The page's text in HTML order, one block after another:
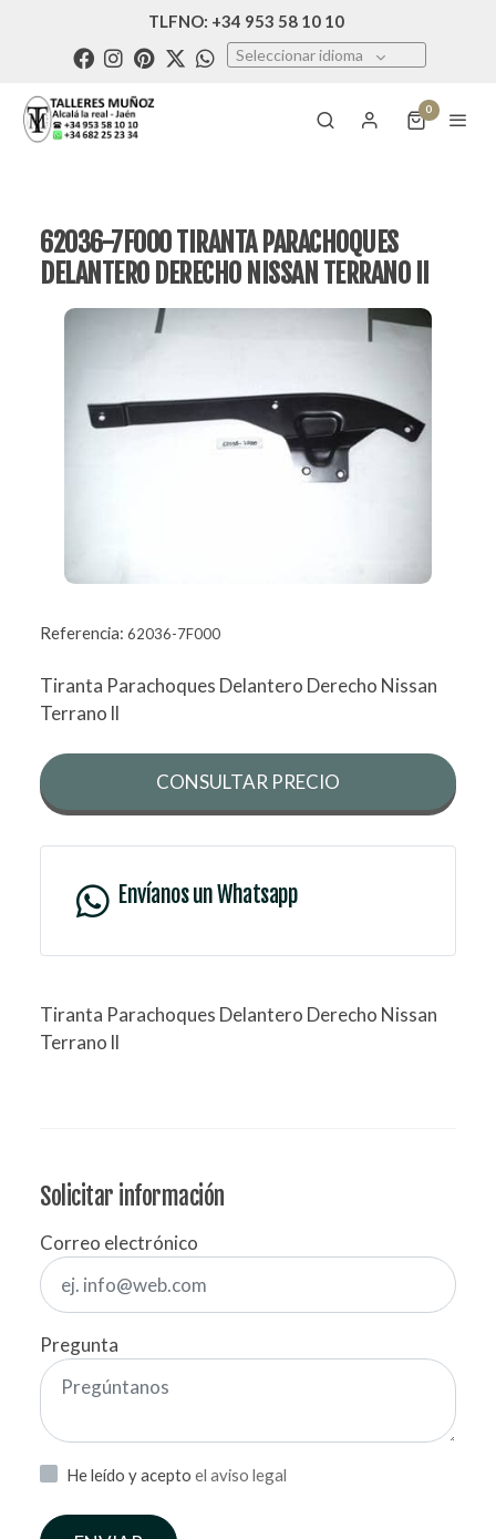
TLFNO: +34 953 58 10 10
Seleccionar idioma
0
62036-7F000 TIRANTA PARACHOQUES
DELANTERO DERECHO NISSAN TERRANO II
Referencia: 62036-7F000
Tiranta Parachoques Delantero Derecho Nissan
Terrano ll
CONSULTAR PRECIO
Envíanos un Whatsapp
Tiranta Parachoques Delantero Derecho Nissan
Terrano ll
Solicitar información
Correo electrónico
Pregunta
He leído y acepto el aviso legal